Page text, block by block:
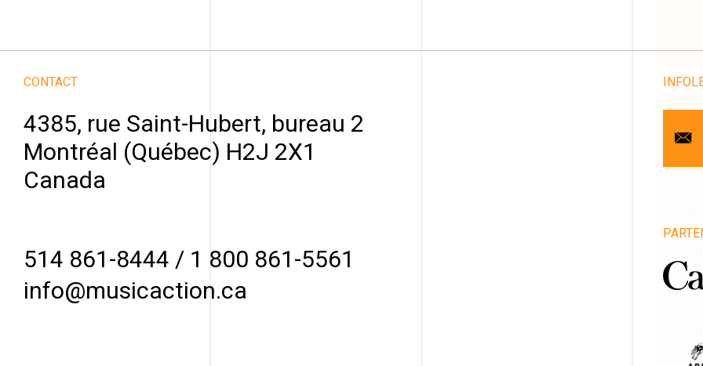
CONTACT
4385, rue Saint-Hubert, bureau 2
Montréal (Québec) H2J 2X1
Canada
514 861-8444 / 1 800 861-5561
info@musicaction.ca